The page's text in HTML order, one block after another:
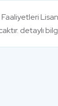
detaylı